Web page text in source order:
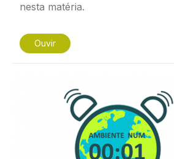
nesta matéria.
Ouvir